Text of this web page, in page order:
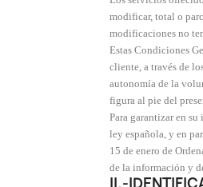
modificar, total o
modificaciones no
Estas Condiciones
cliente, a través de
autonomía de la
figura al pie del
Para garantizar en
ley española, y en
15 de enero de
de la información y